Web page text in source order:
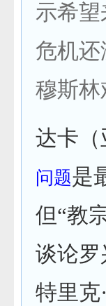
示希
危机还
穆斯
达卡
问题是
但“教
谈论罗
特里克